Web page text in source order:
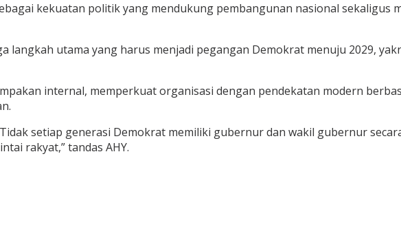
kekuatan politik yang mendukung pembangunan nasional sekaligus
langkah utama yang harus menjadi pegangan Demokrat menuju 2029,
internal, memperkuat organisasi dengan pendekatan modern
setiap generasi Demokrat memiliki gubernur dan wakil gubernur
rakyat,” tandas AHY.